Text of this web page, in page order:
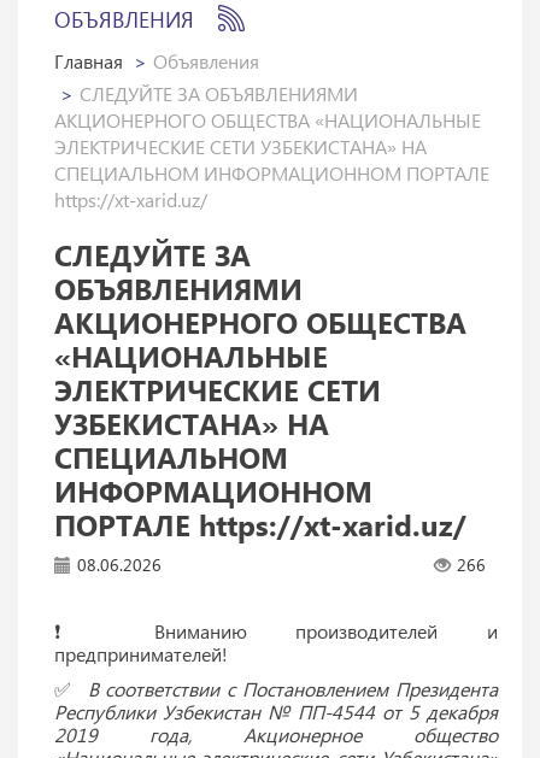
ОБЪЯВЛЕНИЯ
Главная
Объявления
СЛЕДУЙТЕ ЗА ОБЪЯВЛЕНИЯМИ
АКЦИОНЕРНОГО ОБЩЕСТВА «НАЦИОНАЛЬНЫЕ
ЭЛЕКТРИЧЕСКИЕ СЕТИ УЗБЕКИСТАНА» НА
СПЕЦИАЛЬНОМ ИНФОРМАЦИОННОМ ПОРТАЛЕ
https://xt-xarid.uz/
СЛЕДУЙТЕ ЗА
ОБЪЯВЛЕНИЯМИ
АКЦИОНЕРНОГО ОБЩЕСТВА
«НАЦИОНАЛЬНЫЕ
ЭЛЕКТРИЧЕСКИЕ СЕТИ
УЗБЕКИСТАНА» НА
СПЕЦИАЛЬНОМ
ИНФОРМАЦИОННОМ
ПОРТАЛЕ https://xt-xarid.uz/
08.06.2026 266
❗️ Вниманию производителей и
предпринимателей!
✅
В соответствии с Постановлением Президента
Республики Узбекистан № ПП-4544 от 5 декабря
2019 года, Акционерное общество